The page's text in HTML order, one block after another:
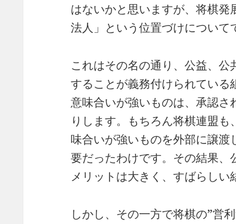
はないかと思いますが、将棋
法人」という位置づけについて
これはその名の通り、公益、
することが義務付けられてい
意味合いが強いものは、承認
りします。もちろん将棋連盟
味合いが強いものを外部に譲
要だったわけです。その結果、
メリットは大きく、すばらしい
しかし、その一方で将棋の”営